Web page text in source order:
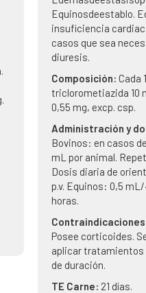
Equinosdeestablo.
insuficiencia
casos que sea
diuresis.
Composición: Cada
triclorometiazida 10
0,55 mg, excp. csp.
Administración y
Bovinos: en casos
mL por animal.
Dosis diaria de
p.v. Equinos: 0,5 mL/
horas.
Posee corticoides.
aplicar tratamientos
de duración.
TE Carne: 21 días.